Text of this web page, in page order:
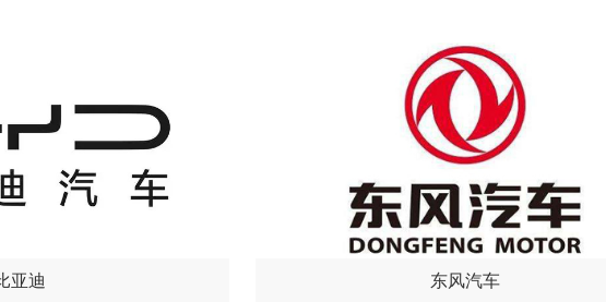
亚迪 东风汽车